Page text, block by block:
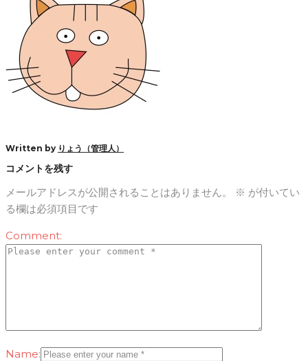
Written by りょう（管理人）
コメントを残す
メールアドレスが公開されることはありません。 ※ が付いてい
る欄は必須項目です
Comment:
Name: